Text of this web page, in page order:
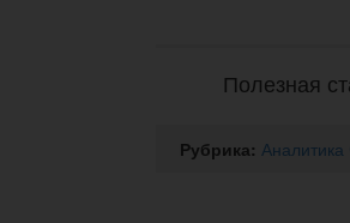
Полезная
Рубрика: